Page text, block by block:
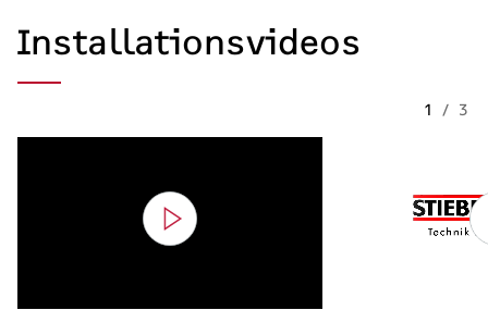
Installationsvideos
1 / 3